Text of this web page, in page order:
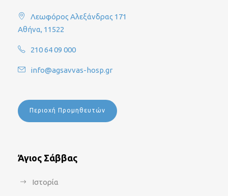
Λεωφόρος Αλεξάνδρας 171
Αθήνα, 11522
210 64 09 000
info@agsavvas-hosp.gr
Περιοχή Προμηθευτών
Άγιος Σάββας
Ιστορία